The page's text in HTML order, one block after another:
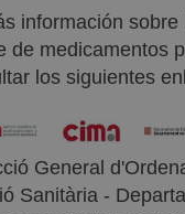
información sobre
de medicamentos
los siguientes
General
Sanitària -